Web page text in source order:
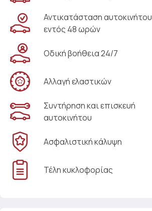
Αντικατάσταση αυτοκινήτου
εντός 48 ωρών
Οδική βοήθεια 24/7
Αλλαγή ελαστικών
Συντήρηση και επισκευή
αυτοκινήτου
Ασφαλιστική κάλυψη
Τέλη κυκλοφορίας